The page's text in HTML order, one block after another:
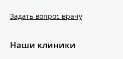
Задать вопрос врачу
Наши клиники